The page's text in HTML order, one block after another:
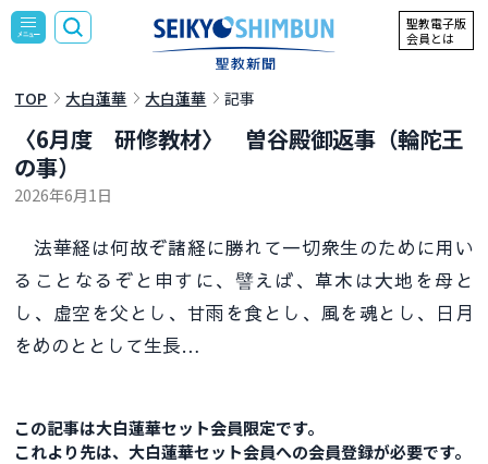
聖教電子版
会員とは
TOP 大白蓮華 大白蓮華 記事
〈6月度 研修教材〉 曽谷殿御返事（輪陀王
の事）
2026年6月1日
法華経は何故ぞ諸経に勝れて一切衆生のために用い
ることなるぞと申すに、譬えば、草木は大地を母と
し、虚空を父とし、甘雨を食とし、風を魂とし、日月
をめのととして生長…
この記事は大白蓮華セット会員限定です。
これより先は、大白蓮華セット会員への会員登録が必要です。